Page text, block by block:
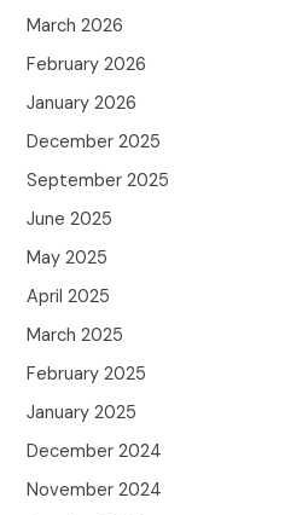
March 2026
February 2026
January 2026
December 2025
September 2025
June 2025
May 2025
April 2025
March 2025
February 2025
January 2025
December 2024
November 2024